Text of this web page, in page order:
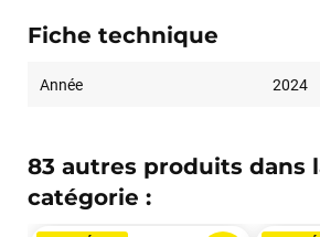
Fiche technique
Année 2024
83 autres produits dans
catégorie :